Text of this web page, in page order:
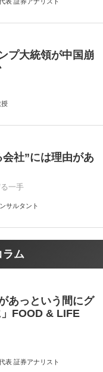
プ大統領が中国崩
社”には理由があ
一手
サルタント
ラム
あっという間にグ
FOOD & LIFE
表 証券アナリスト